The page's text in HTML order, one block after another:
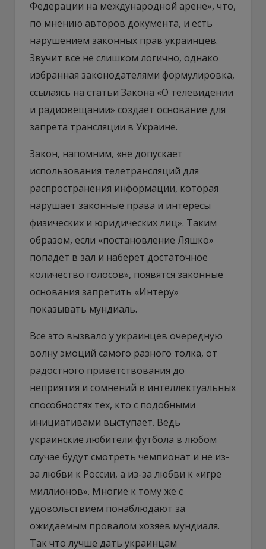
Федерации на международной арене», что,
по мнению авторов документа, и есть
нарушением законных прав украинцев.
Звучит все не слишком логично, однако
избранная законодателями формулировка,
ссылаясь на статьи Закона «О телевидении
и радиовещании» создает основание для
запрета трансляции в Украине.
Закон, напомним, «не допускает
использования телетрансляций для
распространения информации, которая
нарушает законные права и интересы
физических и юридических лиц». Таким
образом, если «постановление Ляшко»
попадет в зал и наберет достаточное
количество голосов», появятся законные
основания запретить «Интеру»
показывать мундиаль.
Все это вызвало у украинцев очередную
волну эмоций самого разного толка, от
радостного приветствования до
неприятия и сомнений в интеллектуальных
способностях тех, кто с подобными
инициативами выступает. Ведь
украинские любители футбола в любом
случае будут смотреть чемпионат и не из-
за любви к России, а из-за любви к «игре
миллионов». Многие к тому же с
удовольствием понаблюдают за
ожидаемым провалом хозяев мундиаля.
Так что лучше дать украинцам